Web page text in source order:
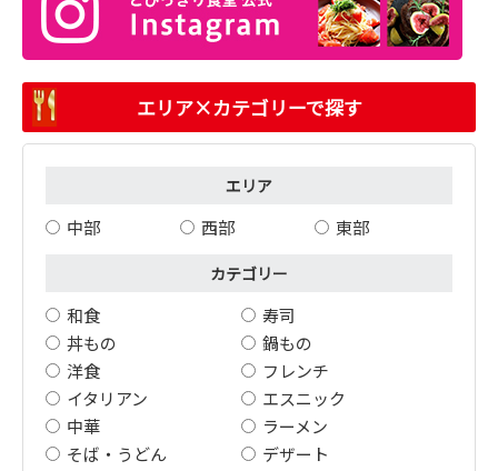
エリア×カテゴリーで探す
エリア
中部 西部 東部
カテゴリー
和食
寿司
丼もの
鍋もの
洋食
フレンチ
イタリアン
エスニック
中華
ラーメン
そば・うどん
デザート